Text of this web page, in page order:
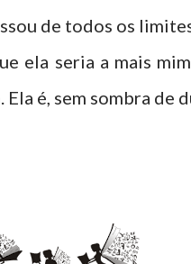
de todos os
ela seria a mais
Ela é, sem sombra de